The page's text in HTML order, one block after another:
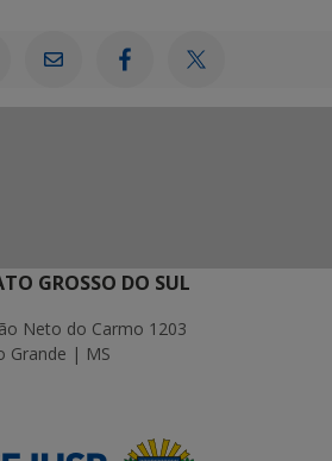
GROSSO DO SUL
Neto do Carmo 1203
Grande | MS